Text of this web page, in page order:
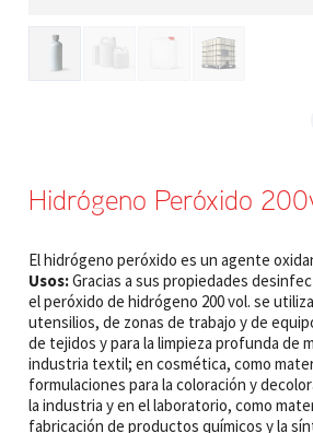
Hidrógeno Peróxido
El hidrógeno peróxido es un agente
Usos:Gracias a sus propiedades
el peróxido de hidrógeno 200 vol. se
utensilios, de zonas de trabajo y de
de tejidos y para la limpieza profunda de
industria textil; en cosmética, como
formulaciones para la coloración y
la industria y en el laboratorio, como
fabricación de productos químicos y la